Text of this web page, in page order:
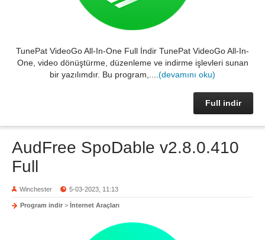
TunePat VideoGo All-In-One Full İndir TunePat VideoGo All-In-
One, video dönüştürme, düzenleme ve indirme işlevleri sunan
bir yazılımdır. Bu program,.... (devamını oku)
Full indir
AudFree SpoDable v2.8.0.410
Full
Winchester 5-03-2023, 11:13
Program indir > İnternet Araçları